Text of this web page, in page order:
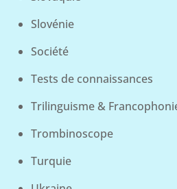
Slovénie
Société
Tests de connaissances
Trilinguisme &
Trombinoscope
Turquie